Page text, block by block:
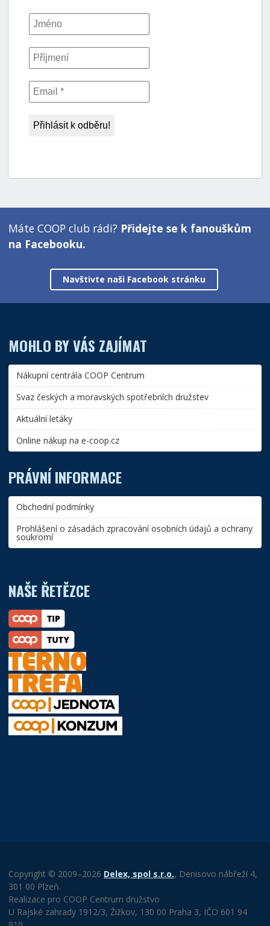
Máte COOP club rádi? Přidejte se k fanouškům
na Facebooku.
Navštivte naši Facebook stránku
MOHLO BY VÁS ZAJÍMAT
Nákupní centrála COOP Centrum
Svaz českých a moravských spotřebních družstev
Aktuální letáky
Online nákup na e-coop.cz
PRÁVNÍ INFORMACE
Obchodní podmínky
Prohlášení o zásadách zpracování osobních údajů a ochrany
soukromí
NAŠE ŘETĚZCE
Copyright © 2009–2026 Delex, spol s.r.o., Denisovo nábřeží 4,
301 00 Plzeň.
Realizace pro COOP Centrum družstvo
U Rajské zahrady 1912/3, Žižkov, 130 00 Praha 3, IČO 601 94